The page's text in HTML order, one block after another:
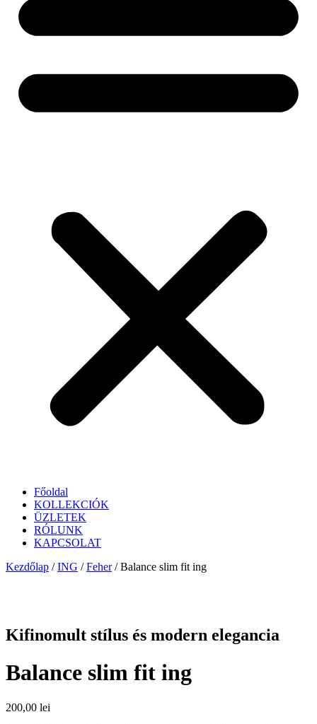
Főoldal
KOLLEKCIÓK
ÜZLETEK
RÓLUNK
KAPCSOLAT
Kezdőlap /ING /Feher/ Balance slim fit ing
Kifinomult stílus és modern elegancia
Balance slim fit ing
200,00 lei